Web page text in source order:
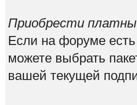
Приобрести
Если на форуме
можете выбрать
вашей текущей